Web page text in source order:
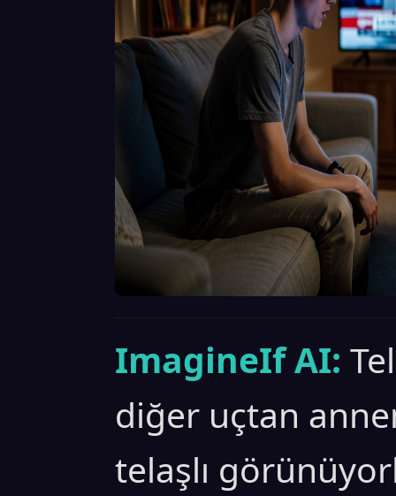
ImagineIf AI:
diğer uçtan
telaşlı